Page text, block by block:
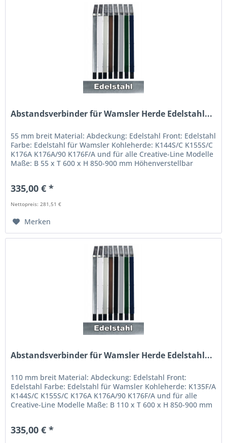
Abstandsverbinder für Wamsler Herde Edelstahl...
55 mm breit Material: Abdeckung: Edelstahl Front: Edelstahl
Farbe: Edelstahl für Wamsler Kohleherde: K144S/C K155S/C
K176A K176A/90 K176F/A und für alle Creative-Line Modelle
Maße: B 55 x T 600 x H 850-900 mm Höhenverstellbar
335,00 € *
Nettopreis: 281,51 €
Merken
Abstandsverbinder für Wamsler Herde Edelstahl...
110 mm breit Material: Abdeckung: Edelstahl Front:
Edelstahl Farbe: Edelstahl für Wamsler Kohleherde: K135F/A
K144S/C K155S/C K176A K176A/90 K176F/A und für alle
Creative-Line Modelle Maße: B 110 x T 600 x H 850-900 mm
335,00 € *